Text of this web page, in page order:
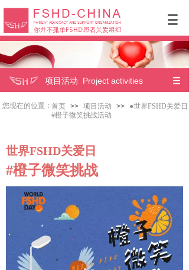
项目活动 Project activities
您现在的位置：首页 >> 项目活动 >>
●世界FSHD关爱日
#橙子微笑挑战活动
世界FSHD关爱日
#橙子微笑挑战